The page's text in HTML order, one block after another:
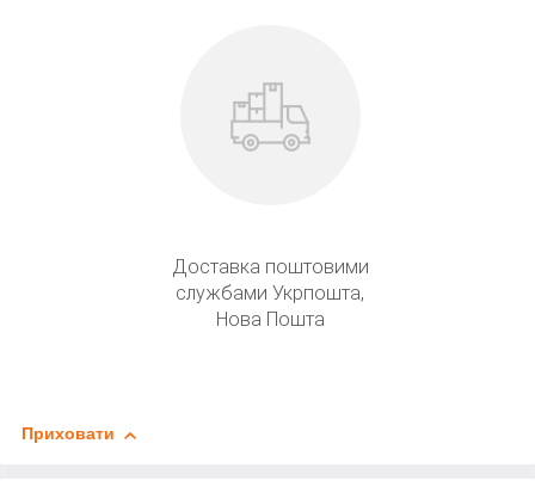
Доставка поштовими
службами Укрпошта,
Нова Пошта
Приховати